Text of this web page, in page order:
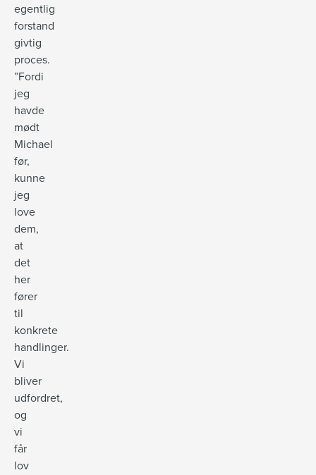
egentlig
forstand
givtig
proces.
”Fordi
jeg
havde
mødt
Michael
før,
kunne
jeg
love
dem,
at
det
her
fører
til
konkrete
handlinger.
Vi
bliver
udfordret,
og
vi
får
lov